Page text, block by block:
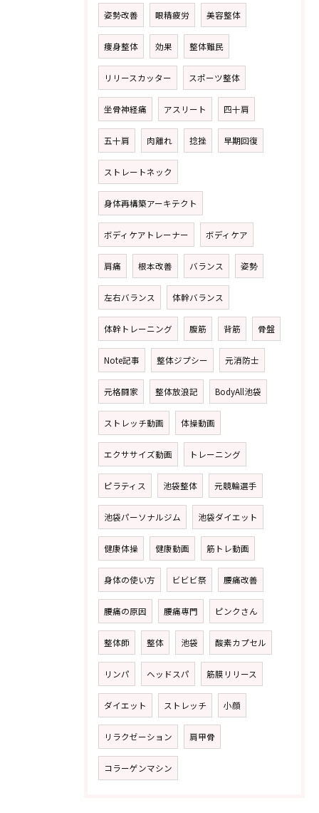
姿勢改善 眼精疲労 美容整体
痩身整体 効果 整体難民
リリースカッター スポーツ整体
坐骨神経痛 アスリート 四十肩
五十肩 肉離れ 捻挫 早期回復
ストレートネック
身体再構築アーキテクト
ボディケアトレーナー ボディケア
肩痛 根本改善 バランス 姿勢
左右バランス 体幹バランス
体幹トレーニング 腹筋 背筋 骨盤
Note記事 整体ジプシー 元消防士
元格闘家 整体放浪記 BodyAll池袋
ストレッチ動画 体操動画
エクササイズ動画 トレーニング
ピラティス 池袋整体 元競輪選手
池袋パーソナルジム 池袋ダイエット
健康体操 健康動画 筋トレ動画
身体の使い方 ビビビ祭 腰痛改善
腰痛の原因 腰痛専門 ピンクさん
整体師 整体 池袋 酸素カプセル
リンパ ヘッドスパ 筋膜リリース
ダイエット ストレッチ 小顔
リラクゼーション 肩甲骨
コラーゲンマシン